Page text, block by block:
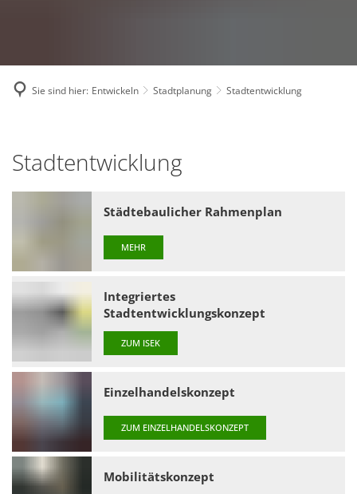
Sie sind hier: Entwickeln Stadtplanung Stadtentwicklung
Stadtentwicklung
Städtebaulicher Rahmenplan
MEHR
Integriertes
Stadtentwicklungskonzept
ZUM ISEK
Einzelhandelskonzept
ZUM EINZELHANDELSKONZEPT
Mobilitätskonzept